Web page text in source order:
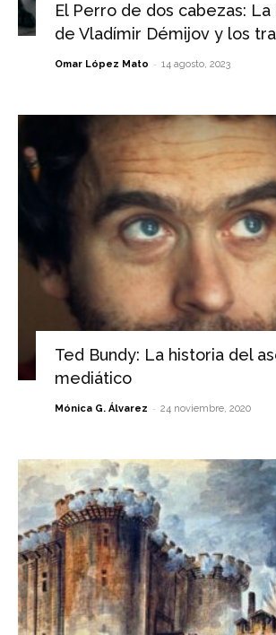
El Perro de dos cabezas: La
de Vladímir Démijov y los
Omar López Mato - 14 agosto, 2023
Ted Bundy: La historia del
mediático
Mónica G. Álvarez - 24 noviembre, 2020